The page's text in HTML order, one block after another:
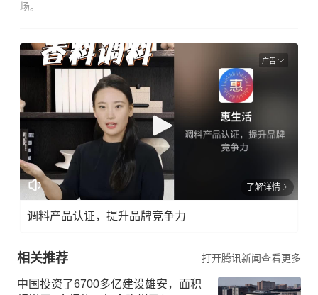
场。
广告
了解详情
调料产品认证，提升品牌竞争力
相关推荐 打开腾讯新闻查看更多
中国投资了6700多亿建设雄安，面积